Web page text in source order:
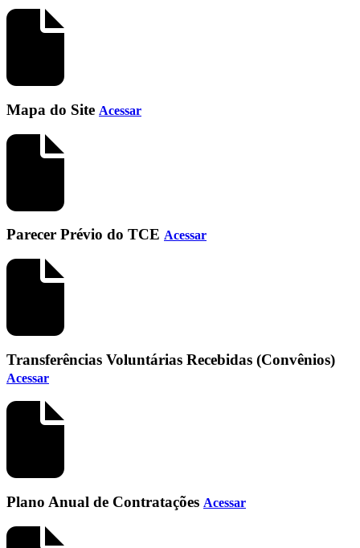
Mapa do Site Acessar
Parecer Prévio do TCE Acessar
Transferências Voluntárias Recebidas (Convênios)
Acessar
Plano Anual de Contratações Acessar